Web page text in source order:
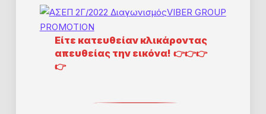
Eίτε κατευθείαν κλικάροντας
απευθείας την εικόνα! 👉👉👉
👉